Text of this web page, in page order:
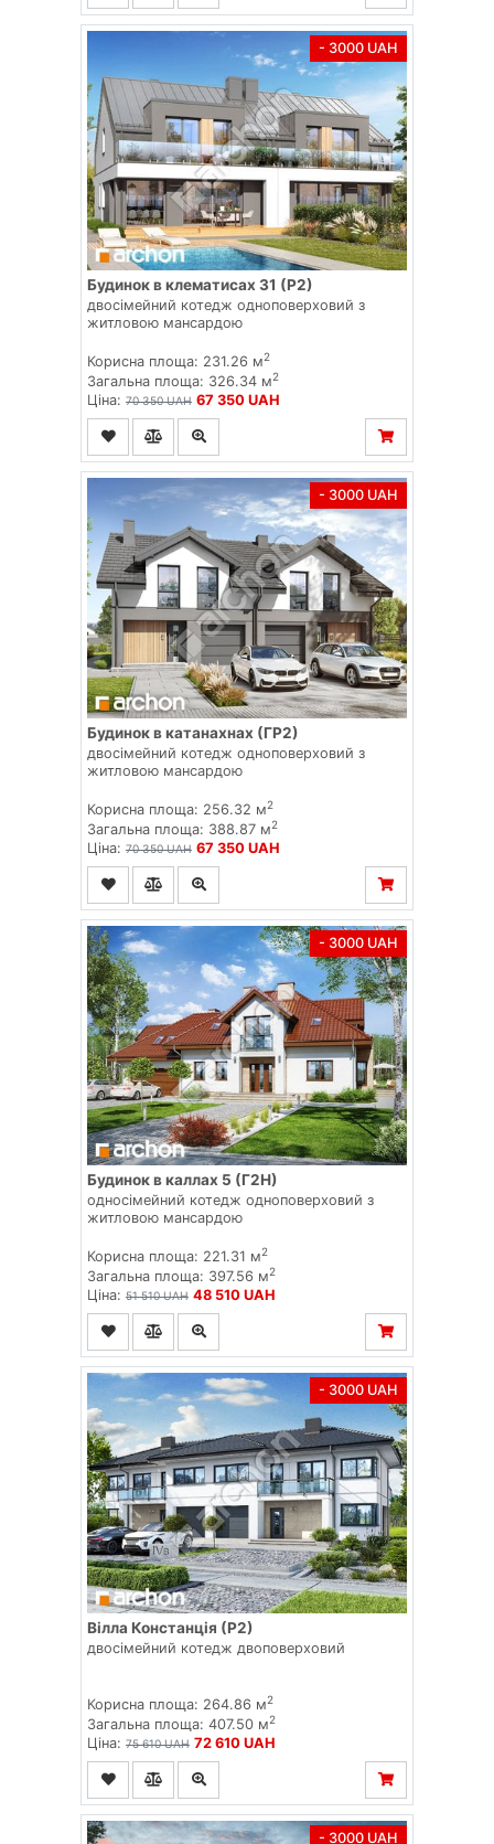
- 3000 UAH
Будинок в клематисах 31 (Р2)
двосімейний котедж одноповерховий з
житловою мансардою
Корисна площа: 231.26 м2
Загальна площа: 326.34 м2
Ціна: 70 350 UAH 67 350 UAH
- 3000 UAH
Будинок в катанахнах (ГР2)
двосімейний котедж одноповерховий з
житловою мансардою
Корисна площа: 256.32 м2
Загальна площа: 388.87 м2
Ціна: 70 350 UAH 67 350 UAH
- 3000 UAH
Будинок в каллах 5 (Г2Н)
односімейний котедж одноповерховий з
житловою мансардою
Корисна площа: 221.31 м2
Загальна площа: 397.56 м2
Ціна: 51 510 UAH 48 510 UAH
- 3000 UAH
Вілла Констанція (Р2)
двосімейний котедж двоповерховий
Корисна площа: 264.86 м2
Загальна площа: 407.50 м2
Ціна: 75 610 UAH 72 610 UAH
- 3000 UAH